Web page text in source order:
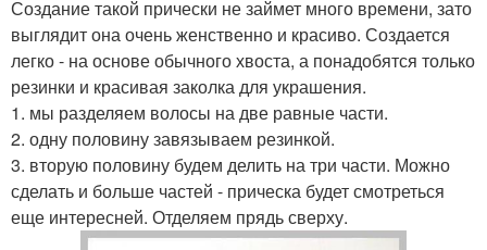
Создание такой прически не займет много времени, зато
выглядит она очень женственно и красиво. Создается
легко - на основе обычного хвоста, а понадобятся только
резинки и красивая заколка для украшения.
1. мы разделяем волосы на две равные части.
2. одну половину завязываем резинкой.
3. вторую половину будем делить на три части. Можно
сделать и больше частей - прическа будет смотреться
еще интересней. Отделяем прядь сверху.